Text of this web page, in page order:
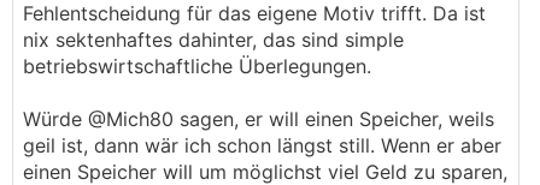
Fehlentscheidung für das eigene Motiv trifft. Da ist
nix sektenhaftes dahinter, das sind simple
betriebswirtschaftliche Überlegungen.
Würde @Mich80 sagen, er will einen Speicher, weils
geil ist, dann wär ich schon längst still. Wenn er aber
einen Speicher will um möglichst viel Geld zu sparen,